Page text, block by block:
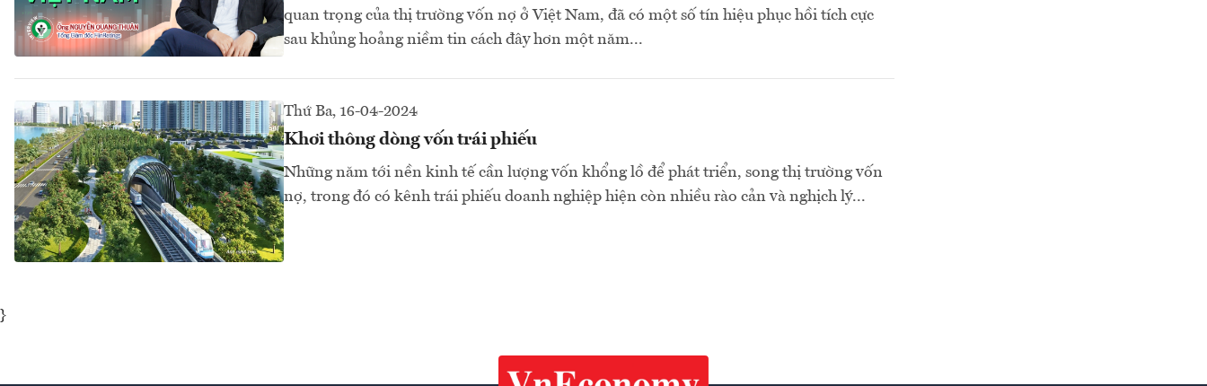
quan trọng của thị trường vốn nợ ở Việt Nam, đã có một số tín hiệu phục hồi tích cực
sau khủng hoảng niềm tin cách đây hơn một năm...
Thứ Ba, 16-04-2024
Khơi thông dòng vốn trái phiếu
Những năm tới nền kinh tế cần lượng vốn khổng lồ để phát triển, song thị trường vốn
nợ, trong đó có kênh trái phiếu doanh nghiệp hiện còn nhiều rào cản và nghịch lý...
}